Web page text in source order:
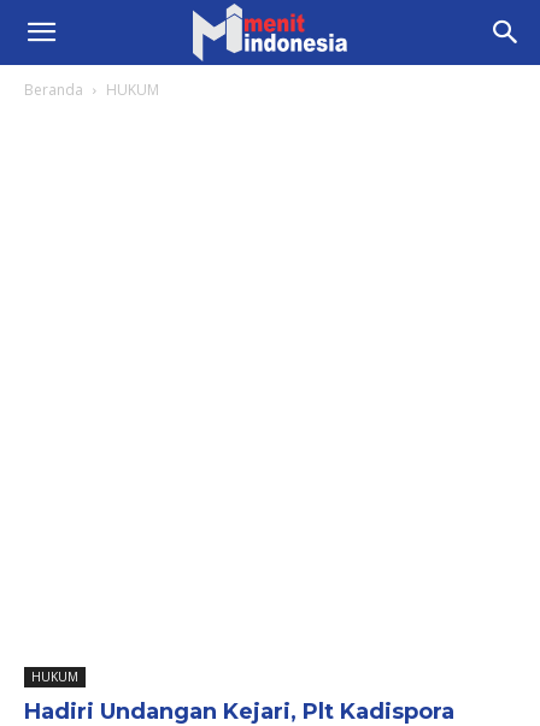
Beranda HUKUM
HUKUM
Hadiri Undangan Kejari, Plt Kadispora